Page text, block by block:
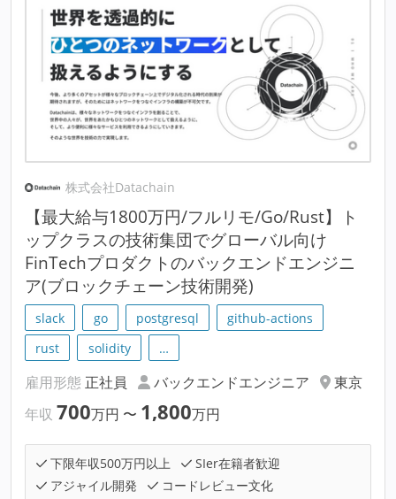
株式会社Datachain
【最大給与1800万円/フルリモ/Go/Rust】ト
ップクラスの技術集団でグローバル向け
FinTechプロダクトのバックエンドエンジニ
ア(ブロックチェーン技術開発)
slack go postgresql
github-actions
rust
solidity …
雇用形態 正社員 バックエンドエンジニア
東京
年収 700万円 〜 1,800万円
下限年収500万円以上
SIer在籍者歓迎
アジャイル開発
コードレビュー文化